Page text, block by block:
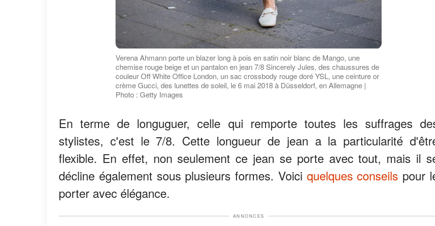
Verena Ahmann porte un blazer long à pois en satin noir blanc de Mango, une
chemise rouge beige et un pantalon en jean 7/8 Sincerely Jules, des chaussures de
couleur Off White Office London, un sac crossbody rouge doré YSL, une ceinture or
crème Gucci, des lunettes de soleil, le 6 mai 2018 à Düsseldorf, en Allemagne |
Photo : Getty Images
En terme de longuguer, celle qui remporte toutes les suffrages
stylistes, c'est le 7/8. Cette longueur de jean a la particularité
flexible. En effet, non seulement ce jean se porte avec tout, mais il
décline également sous plusieurs formes. Voici quelques conseils pour
porter avec élégance.
ANNONCES